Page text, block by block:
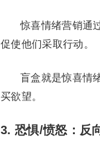
惊喜情绪营销通
促使他们采取行动。
盲盒就是惊喜情
买欲望。
3. 恐惧/愤怒：反